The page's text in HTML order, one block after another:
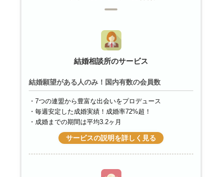
結婚相談所のサービス
結婚願望がある人のみ！国内有数の会員数
7つの連盟から豊富な出会いをプロデュース
毎週安定した成婚実績！成婚率72%超！
成婚までの期間は平均3.2ヶ月
サービスの説明を詳しく見る